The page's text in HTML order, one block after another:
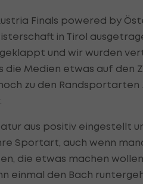
Finals powered by
in Tirol
und wir wurden
die Medien etwas auf den
zu den Randsportarten
aus positiv eingestellt
Sportart, auch wenn
die etwas machen
einmal den Bach